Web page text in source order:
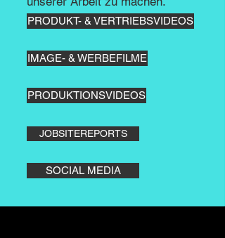
PRODUKT- & VERTRIEBSVIDEOS
IMAGE- & WERBEFILME
PRODUKTIONSVIDEOS
JOBSITEREPORTS
SOCIAL MEDIA